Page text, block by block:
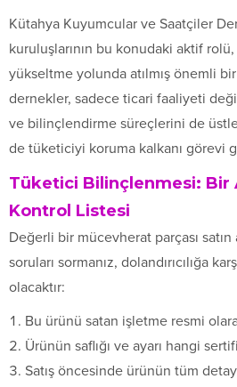
Kütahya Kuyumcular ve Saatçiler
kuruluşlarının bu konudaki aktif
yükseltme yolunda atılmış önemli bir
dernekler, sadece ticari faaliyeti
ve bilinçlendirme süreçlerini de
de tüketiciyi koruma kalkanı görevi
Tüketici Bilinçlenmesi: Bir
Kontrol Listesi
Değerli bir mücevherat parçası
soruları sormanız, dolandırıcılığa
olacaktır:
Bu ürünü satan işletme resmi
Ürünün saflığı ve ayarı hangi
Satış öncesinde ürünün tüm